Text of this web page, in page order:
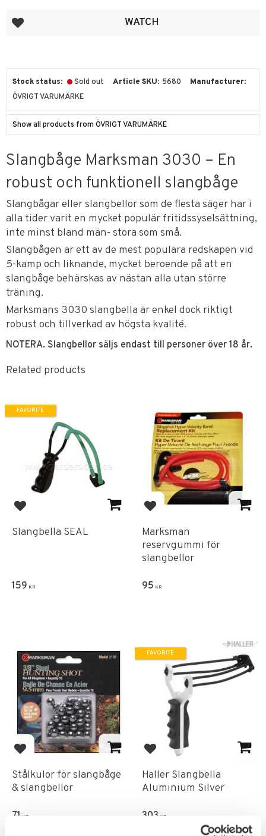
Add to favorites WATCH
Stock status Sold out Article SKU 5680
Manufacturer
ÖVRIGT VARUMÄRKE
Show all products from ÖVRIGT VARUMÄRKE
Slangbåge Marksman 3030 – En
robust och funktionell slangbåge
Slangbågar eller slangbellor som de flesta säger har i
alla tider varit en mycket populär fritidssyselsättning,
inte minst bland män- stora som små.
Slangbågen är ett av de mest populära redskapen vid
5-kamp och liknande, mycket beroende på att en
slangbåge behärskas av nästan alla utan större
träning.
Marksmans 3030 slangbella är enkel dock riktigt
robust och tillverkad av högsta kvalité.
NOTERA. Slangbellor säljs endast till personer över 18 år.
Related products
Add to favorites
Slangbella SEAL
159 KR
FAVORITE
Add to favorites
Marksman
reservgummi för
slangbellor
95 KR
Add to favorites
Stålkulor för slangbåge
& slangbellor
71 KR
Add to favorites
Haller Slangbella
Aluminium Silver
303 KR
FAVORITE